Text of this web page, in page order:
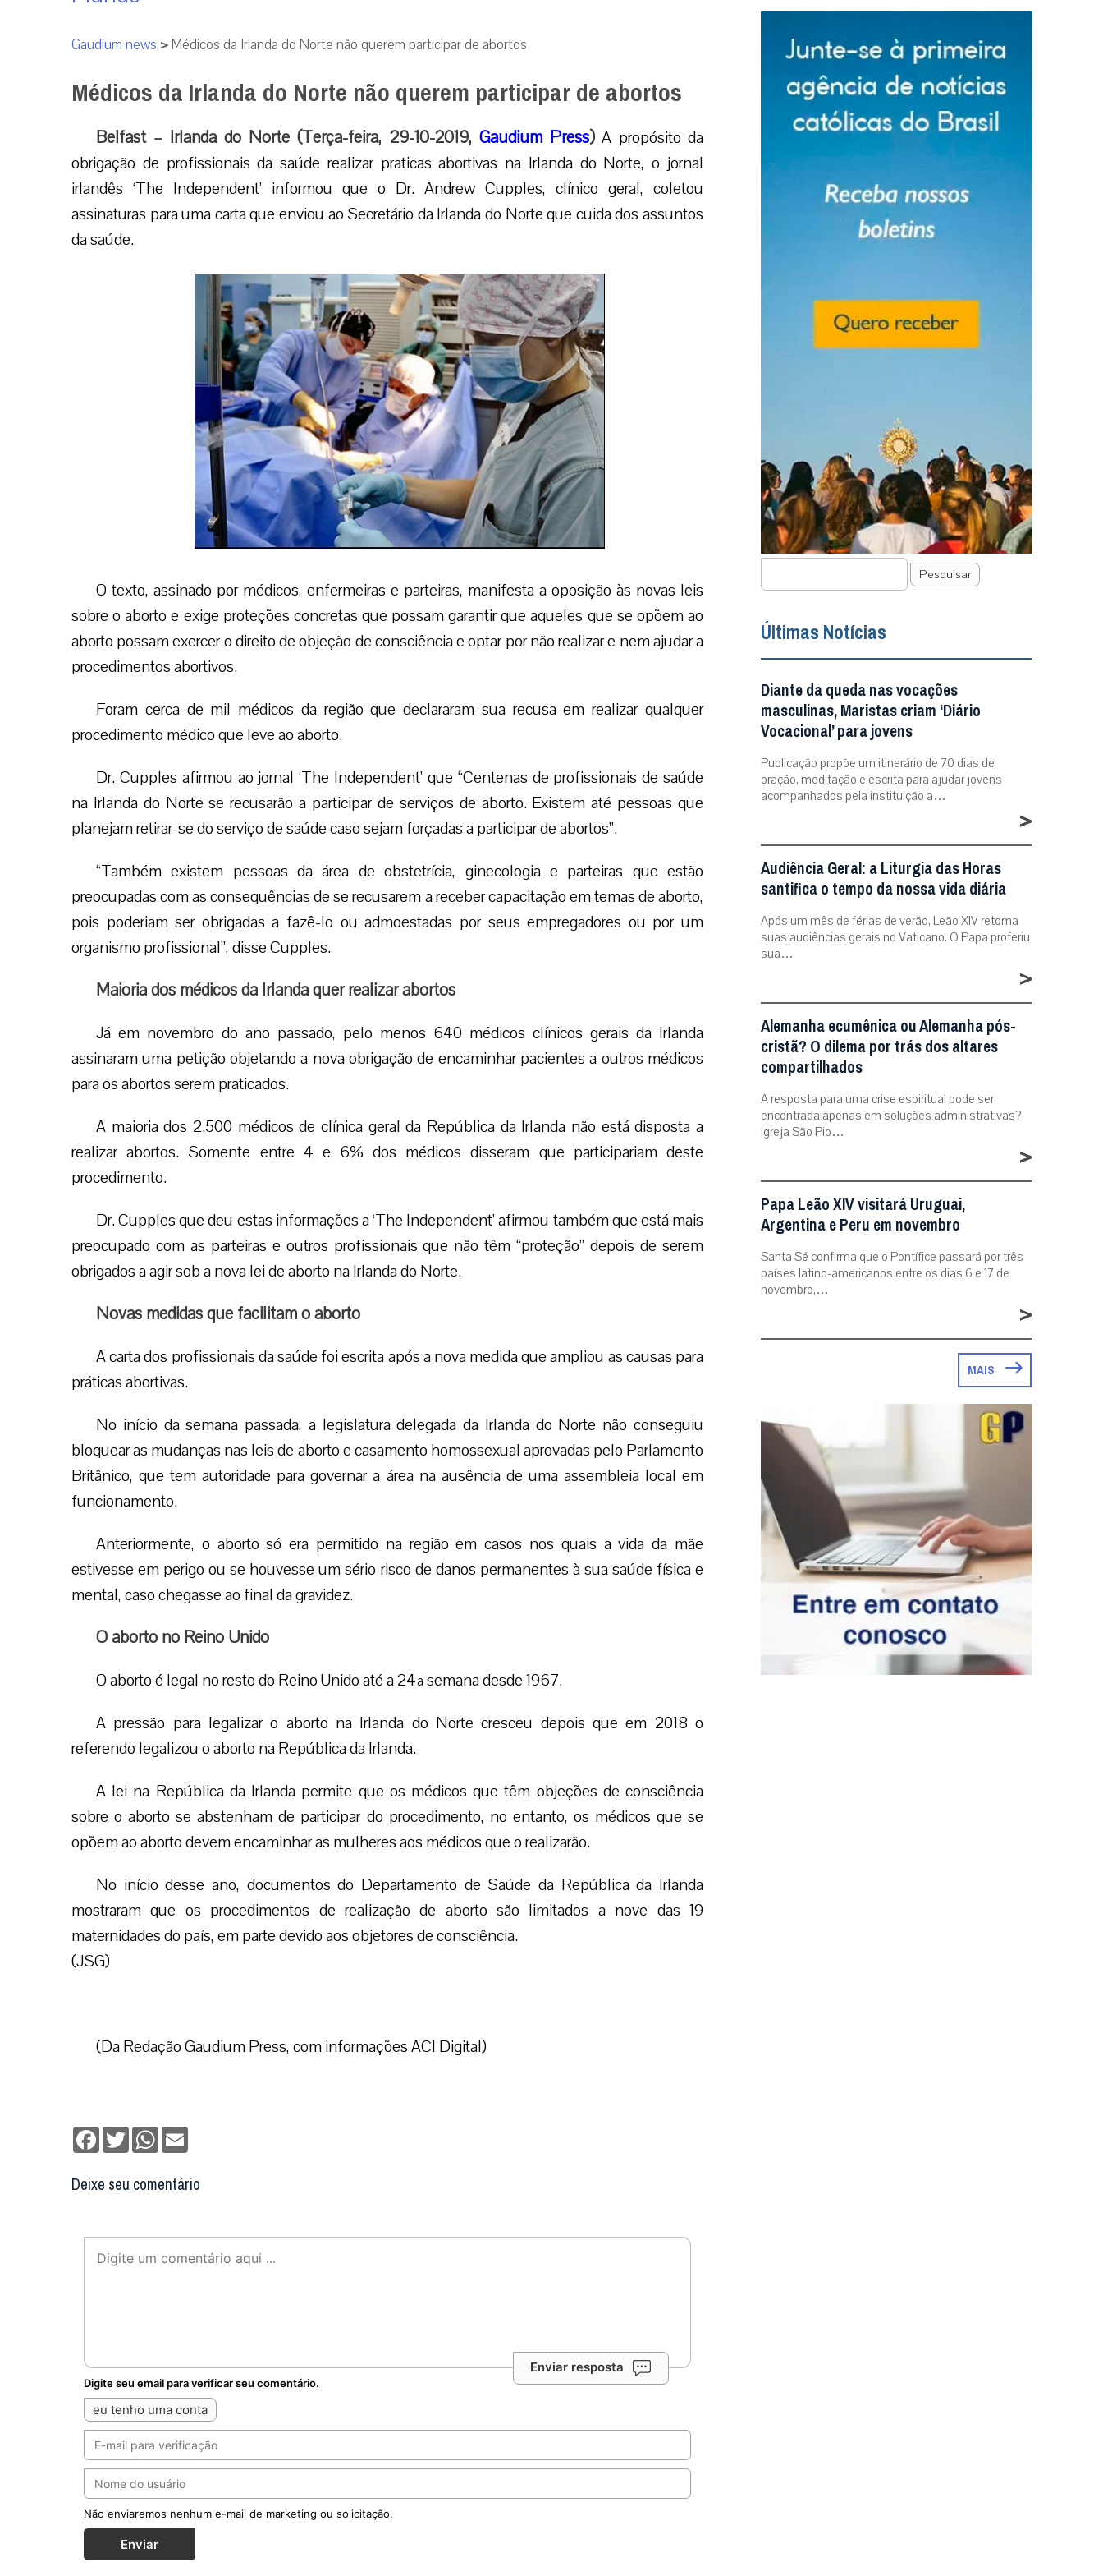
Gaudium news >Médicos da Irlanda do Norte não querem participar de abortos
Médicos da Irlanda do Norte não querem participar de abortos
Belfast – Irlanda do Norte (Terça-feira, 29-10-2019, Gaudium Press) A propósito da
obrigação de profissionais da saúde realizar praticas abortivas na Irlanda do Norte, o jornal
irlandês ‘The Independent’ informou que o Dr. Andrew Cupples, clínico geral, coletou
assinaturas para uma carta que enviou ao Secretário da Irlanda do Norte que cuida dos assuntos
da saúde.
O texto, assinado por médicos, enfermeiras e parteiras, manifesta a oposição às novas leis
sobre o aborto e exige proteções concretas que possam garantir que aqueles que se opõem ao
aborto possam exercer o direito de objeção de consciência e optar por não realizar e nem ajudar a
procedimentos abortivos.
Foram cerca de mil médicos da região que declararam sua recusa em realizar qualquer
procedimento médico que leve ao aborto.
Dr. Cupples afirmou ao jornal ‘The Independent’ que “Centenas de profissionais de saúde
na Irlanda do Norte se recusarão a participar de serviços de aborto. Existem até pessoas que
planejam retirar-se do serviço de saúde caso sejam forçadas a participar de abortos”.
“Também existem pessoas da área de obstetrícia, ginecologia e parteiras que estão
preocupadas com as consequências de se recusarem a receber capacitação em temas de aborto,
pois poderiam ser obrigadas a fazê-lo ou admoestadas por seus empregadores ou por um
organismo profissional”, disse Cupples.
Maioria dos médicos da Irlanda quer realizar abortos
Já em novembro do ano passado, pelo menos 640 médicos clínicos gerais da Irlanda
assinaram uma petição objetando a nova obrigação de encaminhar pacientes a outros médicos
para os abortos serem praticados.
A maioria dos 2.500 médicos de clínica geral da República da Irlanda não está disposta a
realizar abortos. Somente entre 4 e 6% dos médicos disseram que participariam deste
procedimento.
Dr. Cupples que deu estas informações a ‘The Independent’ afirmou também que está mais
preocupado com as parteiras e outros profissionais que não têm “proteção” depois de serem
obrigados a agir sob a nova lei de aborto na Irlanda do Norte.
Novas medidas que facilitam o aborto
A carta dos profissionais da saúde foi escrita após a nova medida que ampliou as causas para
práticas abortivas.
No início da semana passada, a legislatura delegada da Irlanda do Norte não conseguiu
bloquear as mudanças nas leis de aborto e casamento homossexual aprovadas pelo Parlamento
Britânico, que tem autoridade para governar a área na ausência de uma assembleia local em
funcionamento.
Anteriormente, o aborto só era permitido na região em casos nos quais a vida da mãe
estivesse em perigo ou se houvesse um sério risco de danos permanentes à sua saúde física e
mental, caso chegasse ao final da gravidez.
O aborto no Reino Unido
O aborto é legal no resto do Reino Unido até a 24ª semana desde 1967.
A pressão para legalizar o aborto na Irlanda do Norte cresceu depois que em 2018 o
referendo legalizou o aborto na República da Irlanda.
A lei na República da Irlanda permite que os médicos que têm objeções de consciência
sobre o aborto se abstenham de participar do procedimento, no entanto, os médicos que se
opõem ao aborto devem encaminhar as mulheres aos médicos que o realizarão.
No início desse ano, documentos do Departamento de Saúde da República da Irlanda
mostraram que os procedimentos de realização de aborto são limitados a nove das 19
maternidades do país, em parte devido aos objetores de consciência.
(JSG)
(Da Redação Gaudium Press, com informações ACI Digital)
Facebook
TwitterWhatsApp
Deixe seu comentário
Enviar resposta
Digite seu email para verificar seu comentário.
eu tenho uma conta
Não enviaremos nenhum e-mail de marketing ou solicitação.
Enviar
Pesquisar
Últimas Notícias
Diante da queda nas vocações
masculinas, Maristas criam ‘Diário
Vocacional’ para jovens
Publicação propõe um itinerário de 70 dias de
oração, meditação e escrita para ajudar jovens
acompanhados pela instituição a…
>
Audiência Geral: a Liturgia das Horas
santifica o tempo da nossa vida diária
Após um mês de férias de verão, Leão XIV retoma
suas audiências gerais no Vaticano. O Papa proferiu
sua…
>
Alemanha ecumênica ou Alemanha pós-
cristã? O dilema por trás dos altares
compartilhados
A resposta para uma crise espiritual pode ser
encontrada apenas em soluções administrativas?
Igreja São Pio…
>
Papa Leão XIV visitará Uruguai,
Argentina e Peru em novembro
Santa Sé confirma que o Pontífice passará por três
países latino-americanos entre os dias 6 e 17 de
novembro,…
>
MAIS